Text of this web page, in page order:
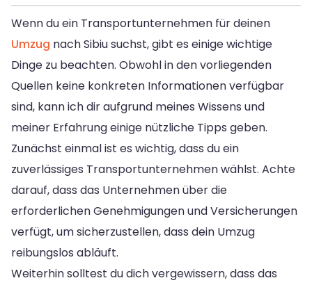
Wenn du ein Transportunternehmen für deinen
Umzug nach Sibiu suchst, gibt es einige wichtige
Dinge zu beachten. Obwohl in den vorliegenden
Quellen keine konkreten Informationen verfügbar
sind, kann ich dir aufgrund meines Wissens und
meiner Erfahrung einige nützliche Tipps geben.
Zunächst einmal ist es wichtig, dass du ein
zuverlässiges Transportunternehmen wählst. Achte
darauf, dass das Unternehmen über die
erforderlichen Genehmigungen und Versicherungen
verfügt, um sicherzustellen, dass dein Umzug
reibungslos abläuft.
Weiterhin solltest du dich vergewissern, dass das